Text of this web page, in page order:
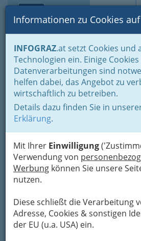
Suche
Informationen zu Cookies
INFOGRAZ.at setzt Cookies und
Technologien ein. Einige
Datenverarbeitungen sind
helfen dabei, das Angebot zu
wirtschaftlich zu betreiben.
Details dazu finden Sie in
Erklärung.
Mit Ihrer Einwilligung
Verwendung von
Werbung können Sie unsere
nutzen.
Diese schließt die Verarbeitung
Adresse, Cookies & sonstigen
der EU (u.a. USA) ein.
Home Branchen
Einkaufen &
Der Handel nach WKO-Gliederung
Lebensmittelhandel
EUROSPAR
Ö
Sackstraße 7 - 13, 8010 Graz
+43 316 827 910 - 723
Gutschein
Karte
Adresse mit Google Maps